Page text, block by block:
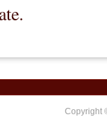
Copyright